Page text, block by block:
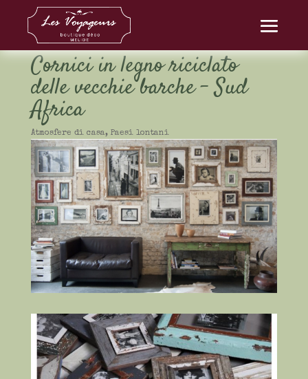
Cornici in legno riciclato
delle vecchie barche – Sud
Africa
Atmosfere di casa, Paesi lontani